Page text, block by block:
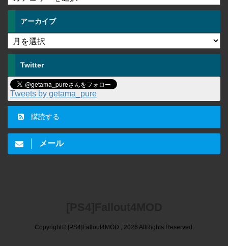
アーカイブ
Twitter
Tweets by getama_pure
購読する
メール
Copyright© [PS4]Fallout4MOD , 2026 AllRights Reserved.